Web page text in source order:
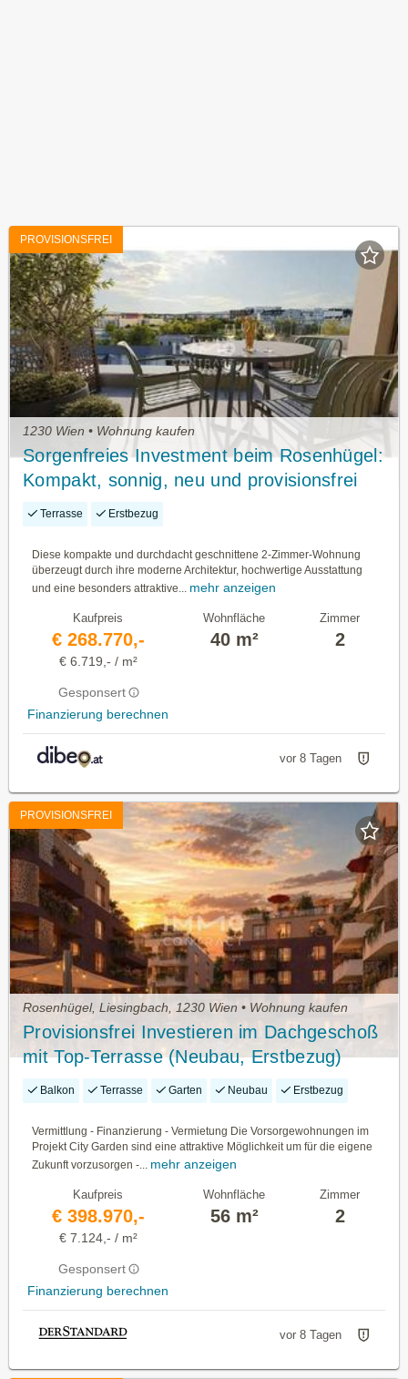
PROVISIONSFREI
1230 Wien • Wohnung kaufen
Sorgenfreies Investment beim Rosenhügel:
Kompakt, sonnig, neu und provisionsfrei
Terrasse Erstbezug
Diese kompakte und durchdacht geschnittene 2-Zimmer-Wohnung
überzeugt durch ihre moderne Architektur, hochwertige Ausstattung
und eine besonders attraktive... mehr anzeigen
Kaufpreis
€ 268.770,-
€ 6.719,- / m²
Gesponsert
Finanzierung berechnen
Wohnfläche
40 m²
Zimmer
2
vor 8 Tagen
PROVISIONSFREI
Rosenhügel, Liesingbach, 1230 Wien • Wohnung kaufen
Provisionsfrei Investieren im Dachgeschoß
mit Top-Terrasse (Neubau, Erstbezug)
Balkon Terrasse Garten Neubau Erstbezug
Vermittlung - Finanzierung - Vermietung Die Vorsorgewohnungen im
Projekt City Garden sind eine attraktive Möglichkeit um für die eigene
Zukunft vorzusorgen -...
mehr anzeigen
Kaufpreis
€ 398.970,-
€ 7.124,- / m²
Gesponsert
Finanzierung berechnen
Wohnfläche
56 m²
Zimmer
2
vor 8 Tagen